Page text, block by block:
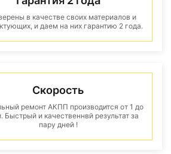
в качестве своих материалов и
и даем на них гарантию 2 года.
Скорость
ремонт АКПП производится от 1 до
Быстрый и качественнвй результат за
пару дней !